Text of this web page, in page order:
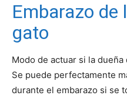
Embarazo de
gato
Modo de actuar si la
Se puede perfectamente
durante el embarazo si se